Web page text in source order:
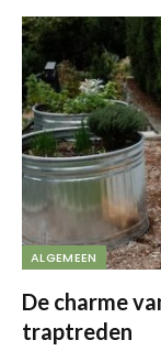
ALGEMEEN
De charme
traptreden